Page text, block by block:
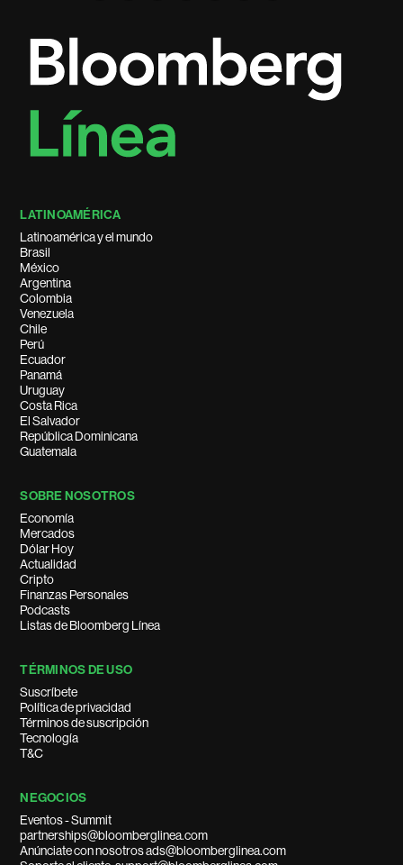
LATINOAMÉRICA
Latinoamérica y el mundo
Brasil
México
Argentina
Colombia
Venezuela
Chile
Perú
Ecuador
Panamá
Uruguay
Costa Rica
El Salvador
República Dominicana
Guatemala
SOBRE NOSOTROS
Economía
Mercados
Dólar Hoy
Actualidad
Cripto
Finanzas Personales
Podcasts
Listas de Bloomberg Línea
TÉRMINOS DE USO
Suscríbete
Política de privacidad
Términos de suscripción
Tecnología
T&C
NEGOCIOS
Eventos - Summit
partnerships@bloomberglinea.com
Anúnciate con nosotros ads@bloomberglinea.com